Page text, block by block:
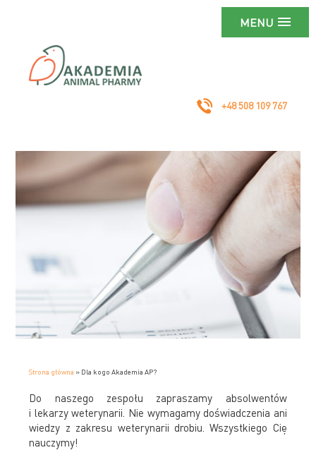
MENU
+48 508 109 767
Strona główna » Dla kogo Akademia AP?
Do naszego zespołu zapraszamy absolwentów
i lekarzy weterynarii. Nie wymagamy doświadczenia ani
wiedzy z zakresu weterynarii drobiu. Wszystkiego Cię
nauczymy!